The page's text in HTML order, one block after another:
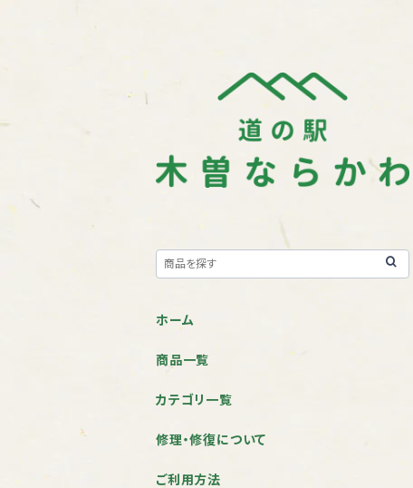
ホーム
商品一覧
カテゴリ一覧
修理・修復について
ご利用方法